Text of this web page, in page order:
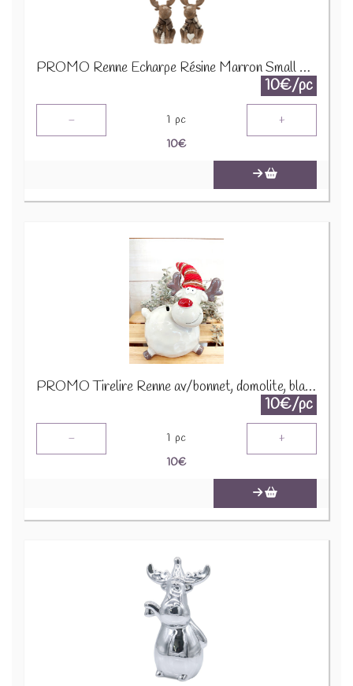
PROMO Renne Echarpe Résine Marron Small Assortiment De 2 16963 1890
10€/pc
- 1 pc +
10€
PROMO Tirelire Renne av/bonnet, domolite, blanc, 15x12x23cm A195313 1290
10€/pc
- 1 pc +
10€